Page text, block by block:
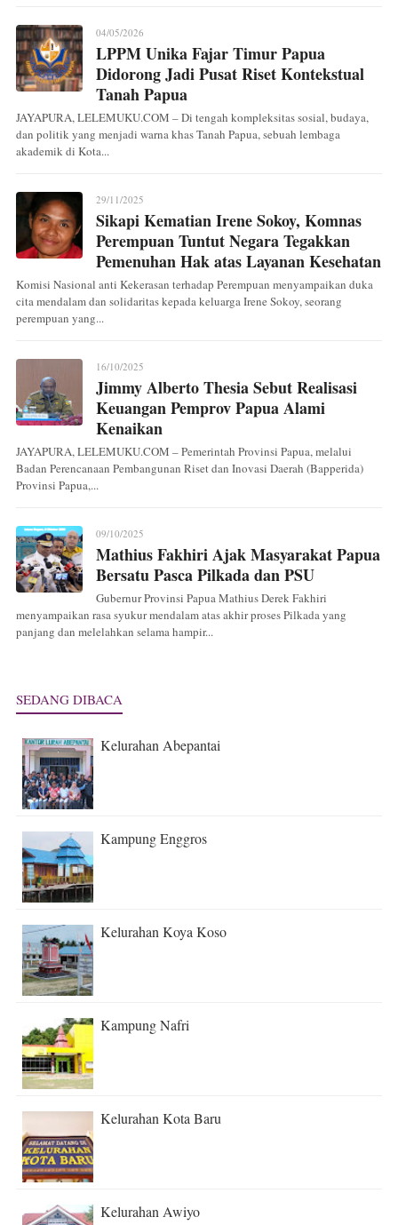
04/05/2026
LPPM Unika Fajar Timur Papua
Didorong Jadi Pusat Riset Kontekstual
Tanah Papua
JAYAPURA, LELEMUKU.COM – Di tengah kompleksitas sosial, budaya,
dan politik yang menjadi warna khas Tanah Papua, sebuah lembaga
akademik di Kota...
29/11/2025
Sikapi Kematian Irene Sokoy, Komnas
Perempuan Tuntut Negara Tegakkan
Pemenuhan Hak atas Layanan Kesehatan
Komisi Nasional anti Kekerasan terhadap Perempuan menyampaikan duka
cita mendalam dan solidaritas kepada keluarga Irene Sokoy, seorang
perempuan yang...
16/10/2025
Jimmy Alberto Thesia Sebut Realisasi
Keuangan Pemprov Papua Alami
Kenaikan
JAYAPURA, LELEMUKU.COM – Pemerintah Provinsi Papua, melalui
Badan Perencanaan Pembangunan Riset dan Inovasi Daerah (Bapperida)
Provinsi Papua,...
09/10/2025
Mathius Fakhiri Ajak Masyarakat Papua
Bersatu Pasca Pilkada dan PSU
Gubernur Provinsi Papua Mathius Derek Fakhiri
menyampaikan rasa syukur mendalam atas akhir proses Pilkada yang
panjang dan melelahkan selama hampir...
SEDANG DIBACA
Kelurahan Abepantai
Kampung Enggros
Kelurahan Koya Koso
Kampung Nafri
Kelurahan Kota Baru
Kelurahan Awiyo